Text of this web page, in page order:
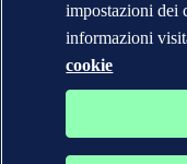
impostazioni dei
informazioni
cookie